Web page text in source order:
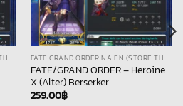
FATE GRAND ORDER NA EN (STORE THAI) FATE GRAND ORDER NA EN (STORE THAI)
FATE/GRAND ORDER – Heroine
X (Alter) Berserker
259.00฿